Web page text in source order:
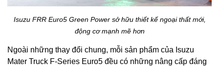
Isuzu FRR Euro5 Green Power sở hữu thiết kế ngoại thất mới,
động cơ mạnh mẽ hơn
Ngoài những thay đổi chung, mỗi sản phẩm của Isuzu
Mater Truck F-Series Euro5 đều có những nâng cấp đáng